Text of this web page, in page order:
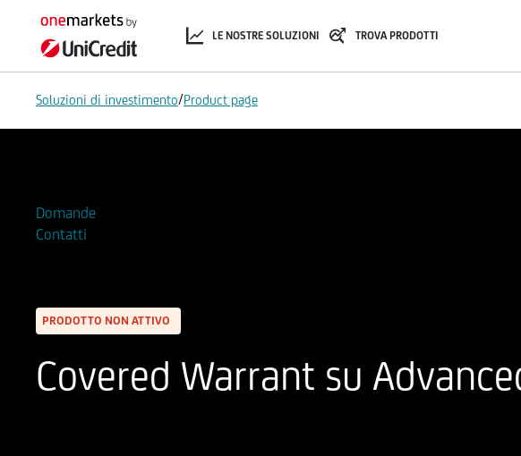
LE NOSTRE SOLUZIONI TROVA PRODOTTI
Soluzioni di investimento/Product page
Domande
Contatti
PRODOTTO NON ATTIVO
Covered Warrant su